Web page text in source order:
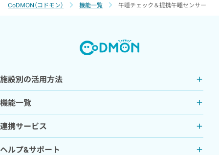
CoDMON（コドモン） 機能一覧 午睡チェック＆提携午睡センサー
施設別の活用方法
機能一覧
連携サービス
ヘルプ&サポート